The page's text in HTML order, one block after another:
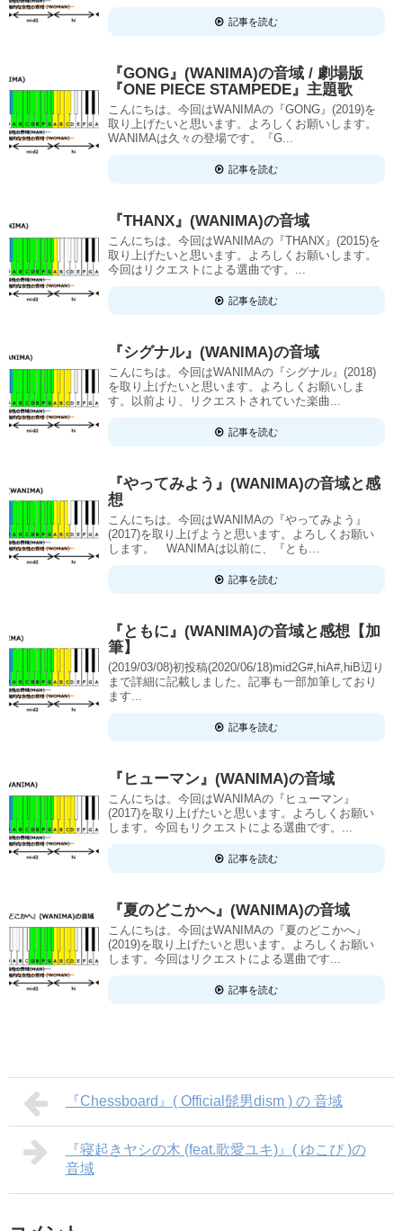
記事を読む
『GONG』(WANIMA)の音域 / 劇場版
『ONE PIECE STAMPEDE』主題歌
こんにちは。今回はWANIMAの『GONG』(2019)を
取り上げたいと思います。よろしくお願いします。
WANIMAは久々の登場です。『G...
記事を読む
『THANX』(WANIMA)の音域
こんにちは。今回はWANIMAの『THANX』(2015)を
取り上げたいと思います。よろしくお願いします。
今回はリクエストによる選曲です。...
記事を読む
『シグナル』(WANIMA)の音域
こんにちは。今回はWANIMAの『シグナル』(2018)
を取り上げたいと思います。よろしくお願いしま
す。以前より、リクエストされていた楽曲...
記事を読む
『やってみよう』(WANIMA)の音域と感
想
こんにちは。今回はWANIMAの『やってみよう』
(2017)を取り上げようと思います。よろしくお願い
します。 WANIMAは以前に、『とも...
記事を読む
『ともに』(WANIMA)の音域と感想【加
筆】
(2019/03/08)初投稿(2020/06/18)mid2G#,hiA#,hiB辺り
まで詳細に記載しました。記事も一部加筆しており
ます...
記事を読む
『ヒューマン』(WANIMA)の音域
こんにちは。今回はWANIMAの『ヒューマン』
(2017)を取り上げたいと思います。よろしくお願い
します。今回もリクエストによる選曲です。...
記事を読む
『夏のどこかへ』(WANIMA)の音域
こんにちは。今回はWANIMAの『夏のどこかへ』
(2019)を取り上げたいと思います。よろしくお願い
します。今回はリクエストによる選曲です...
記事を読む
『Chessboard』( Official髭男dism ) の 音域
『寝起きヤシの木 (feat.歌愛ユキ)』( ゆこぴ )の
音域